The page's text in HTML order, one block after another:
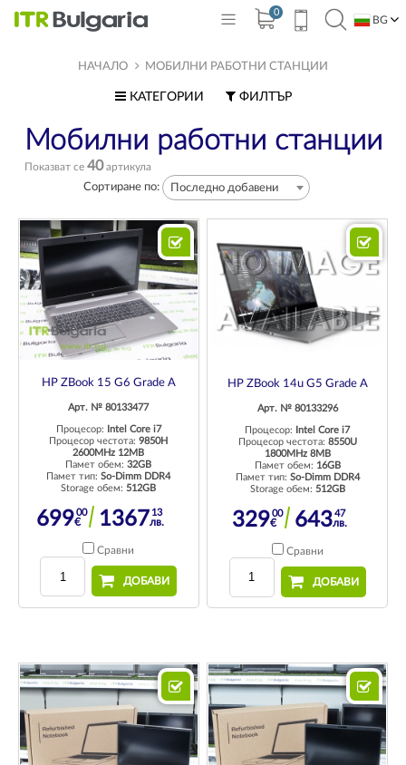
0
BG
НАЧАЛО МОБИЛНИ РАБОТНИ СТАНЦИИ
КАТЕГОРИИ ФИЛТЪР
Мобилни работни станции
Показват се 40артикула
Сортиране по: Последно добавени
HP ZBook 15 G6 Grade A
Арт. № 80133477
Процесор:
Intel Core i7
Процесор честота:9850H
2600MHz 12MB
Памет обем:32GB
Памет тип:So-Dimm DDR4
Storage обем: 512GB
69900
€ 136713
лв.
Сравни
ДОБАВИ
HP ZBook 14u G5 Grade A
Арт. № 80133296
Процесор:
Intel Core i7
Процесор честота: 8550U
1800MHz 8MB
Памет обем: 16GB
Памет тип: So-Dimm DDR4
Storage обем: 512GB
32900
€ 64347
лв.
Сравни
ДОБАВИ